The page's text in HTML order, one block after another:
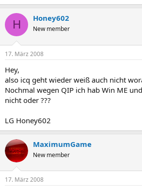
H Honey602
New member
17. März 2008
Hey,
also icq geht wieder weiß auch nicht
Nochmal wegen QIP ich hab Win ME
nicht oder ???
LG Honey602
MaximumGame
New member
17. März 2008